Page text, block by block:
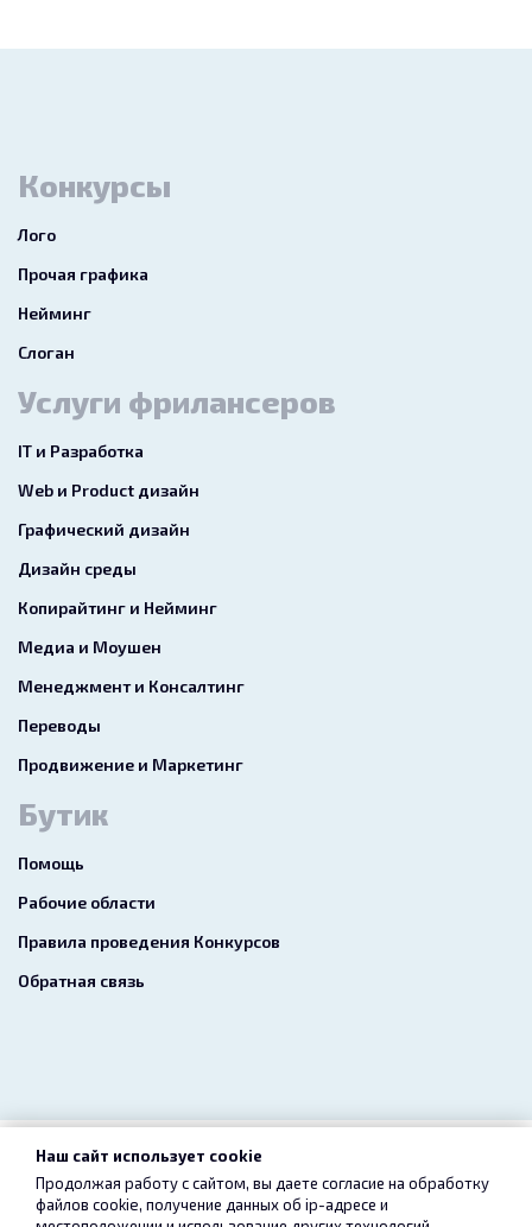
Конкурсы
Лого
Прочая графика
Нейминг
Слоган
Услуги фрилансеров
IT и Разработка
Web и Product дизайн
Графический дизайн
Дизайн среды
Копирайтинг и Нейминг
Медиа и Моушен
Менеджмент и Консалтинг
Переводы
Продвижение и Маркетинг
Бутик
Помощь
Рабочие области
Правила проведения Конкурсов
Обратная связь
2026 freelance.boutique
Пользовательское соглашение Конфиденциальность
Наш сайт использует cookie
Продолжая работу с сайтом, вы даете согласие на обработку
файлов cookie, получение данных об ip-адресе и